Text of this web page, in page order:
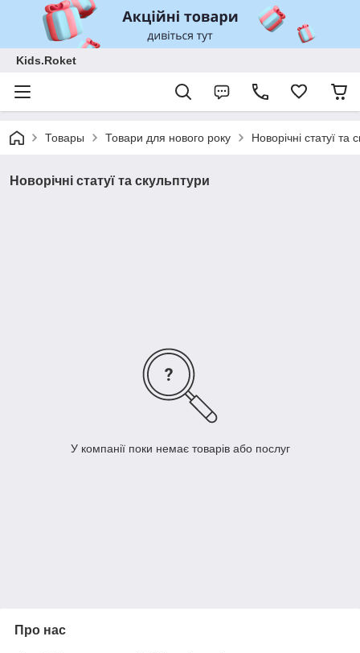
Kids.Roket
Товары Товари для нового року Новорічні статуї та
Новорічні статуї та скульптури
У компанії поки немає товарів або послуг
Про нас